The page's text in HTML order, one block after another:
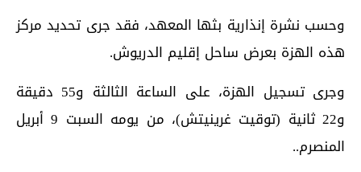
وحسب نشرة إنذارية بثها المعهد، فقد جرى تحديد مركز
هذه الهزة بعرض ساحل إقليم الدريوش.
وجرى تسجيل الهزة، على الساعة الثالثة و55 دقيقة
و22 ثانية (توقيت غرينيتش)، من يومه السبت 9 أبريل
المنصرم..